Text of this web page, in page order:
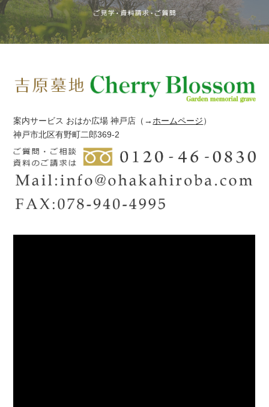
案内サービス おはか広場 神戸店 （→ ホームページ）
神戸市北区有野町二郎369-2